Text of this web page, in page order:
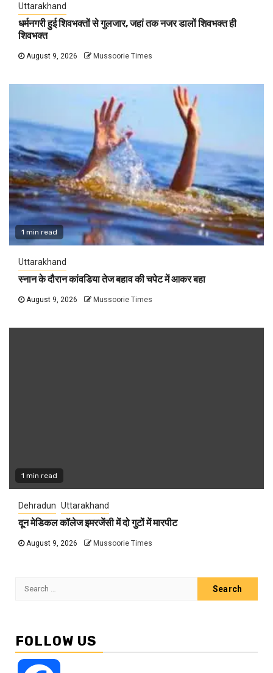
Uttarakhand
धर्मनगरी हुई शिवभक्तों से गुलजार, जहां तक नजर डालों शिवभक्त ही
शिवभक्त
August 9, 2026 Mussoorie Times
1 min read
Uttarakhand
स्नान के दौरान कांवडिया तेज बहाव की चपेट में आकर बहा
August 9, 2026 Mussoorie Times
1 min read
Dehradun Uttarakhand
दून मेडिकल कॉलेज इमरजेंसी में दो गुटों में मारपीट
August 9, 2026 Mussoorie Times
Search
FOLLOW US